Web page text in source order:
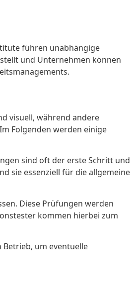
führen unabhängige
und Unternehmen können
visuell, während andere
Folgenden werden einige
sind oft der erste Schritt und
sie essenziell für die allgemeine
Diese Prüfungen werden
kommen hierbei zum
um eventuelle